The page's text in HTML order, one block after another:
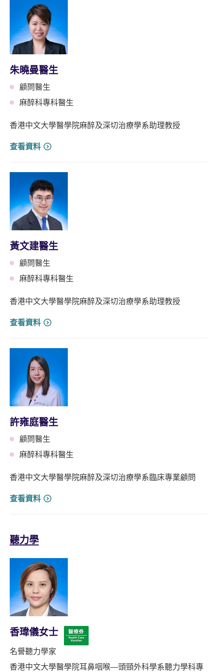
朱曉曼醫生
顧問醫生
麻醉科專科醫生
香港中文大學醫學院麻醉及深切治療學系助理教授
查看資料
⿈⽂建醫生
顧問醫生
麻醉科專科醫生
香港中文大學醫學院麻醉及深切治療學系助理教授
查看資料
許雍庭醫生
顧問醫生
麻醉科專科醫生
香港中文大學醫學院麻醉及深切治療學系臨床專業顧問
查看資料
聽力學
香瑋儀女士
名譽聽力學家
香港中文大學醫學院耳鼻咽喉—頭頸外科學系聽力學科專